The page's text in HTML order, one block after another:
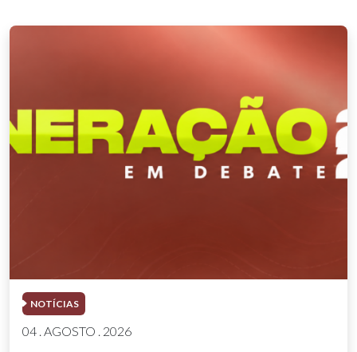
NOTÍCIAS
04 . AGOSTO . 2026